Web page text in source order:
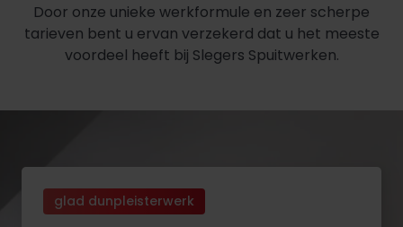
Door onze unieke werkformule en zeer scherpe
tarieven bent u ervan verzekerd dat u het meeste
voordeel heeft bij Slegers Spuitwerken.
glad dunpleisterwerk